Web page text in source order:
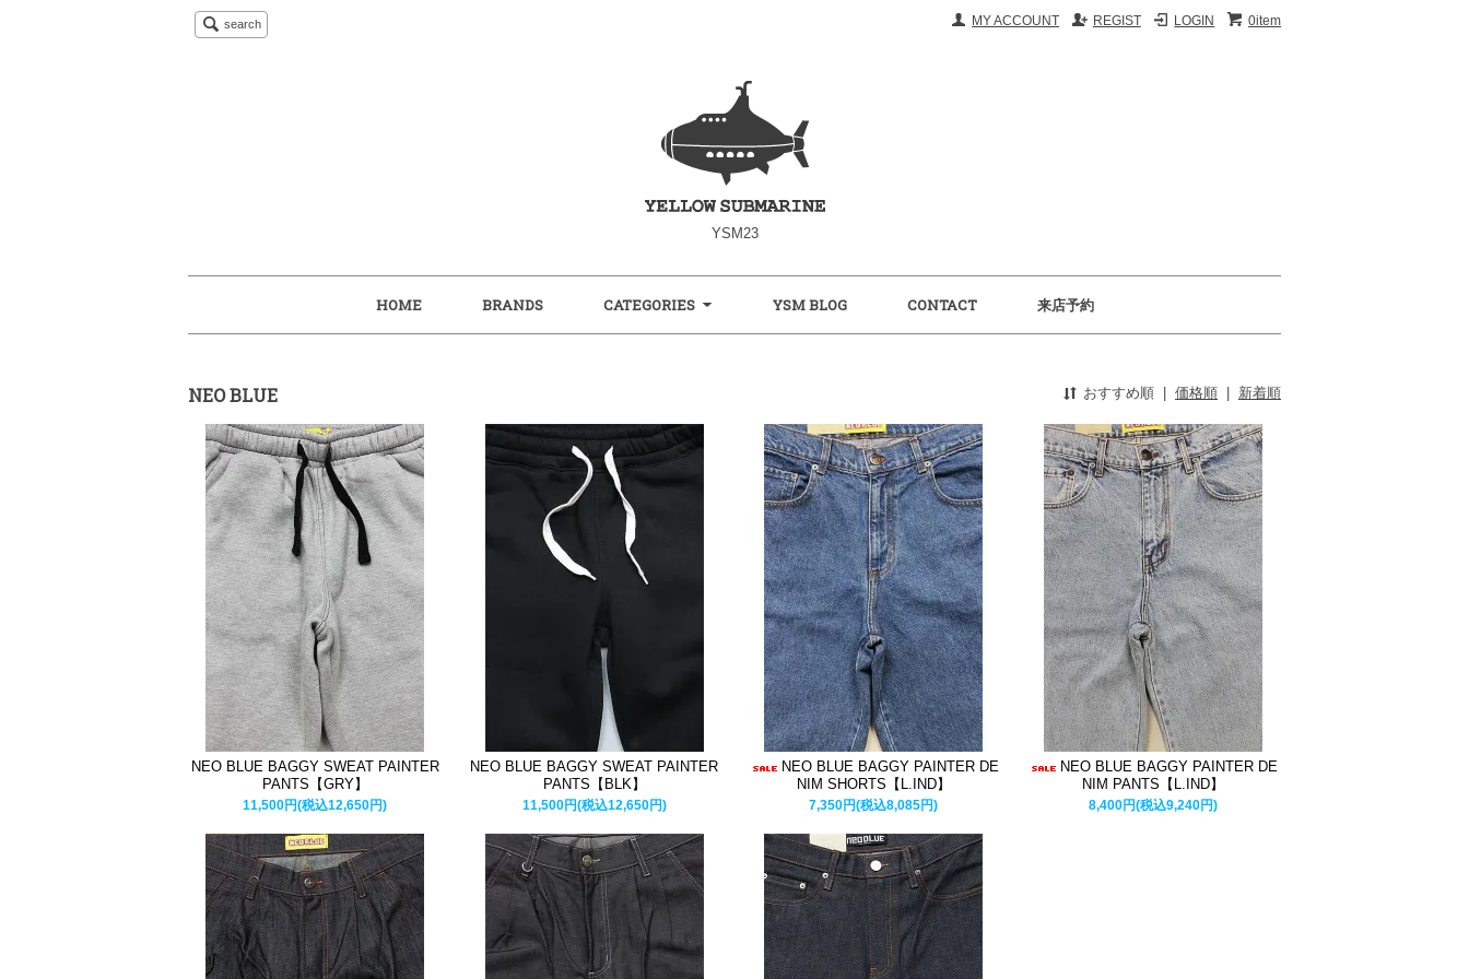
0item
LOGIN
REGIST
MY ACCOUNT
search
YSM23
HOME BRANDS CATEGORIES YSM BLOG CONTACT 来店予約
NEO BLUE おすすめ順 | 価格順 | 新着順
NEO BLUE BAGGY SWEAT PAINTER
PANTS【GRY】
11,500円(税込12,650円)
NEO BLUE BAGGY SWEAT PAINTER
PANTS【BLK】
11,500円(税込12,650円)
NEO BLUE BAGGY PAINTER DE
NIM SHORTS【L.IND】
7,350円(税込8,085円)
NEO BLUE BAGGY PAINTER DE
NIM PANTS【L.IND】
8,400円(税込9,240円)